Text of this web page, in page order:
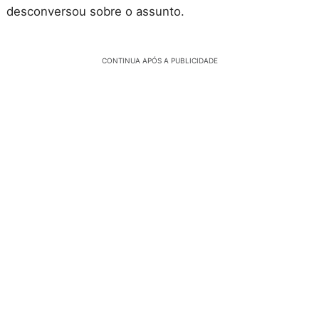
desconversou sobre o assunto.
CONTINUA APÓS A PUBLICIDADE